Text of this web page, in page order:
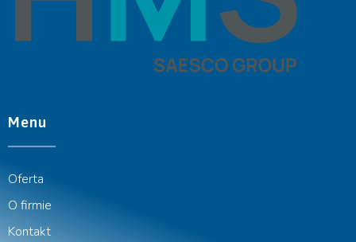
Menu
Oferta
O firmie
Kontakt